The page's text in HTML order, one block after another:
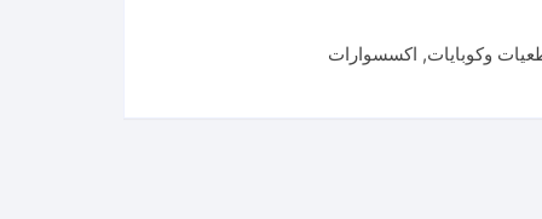
وكوبايات, اكسسوارات